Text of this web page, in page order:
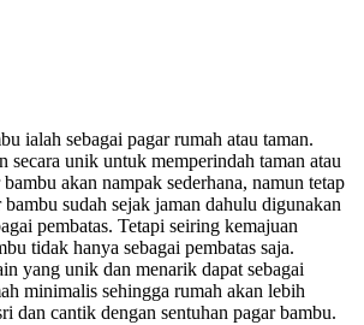
ialah sebagai pagar rumah atau taman.
secara unik untuk memperindah taman atau
akan nampak sederhana, namun tetap
sudah sejak jaman dahulu digunakan
pembatas. Tetapi seiring kemajuan
tidak hanya sebagai pembatas saja.
yang unik dan menarik dapat sebagai
minimalis sehingga rumah akan lebih
dan cantik dengan sentuhan pagar bambu.